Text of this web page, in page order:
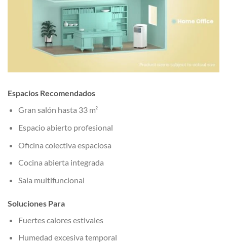
Espacios Recomendados
Gran salón hasta 33 m²
Espacio abierto profesional
Oficina colectiva espaciosa
Cocina abierta integrada
Sala multifuncional
Soluciones Para
Fuertes calores estivales
Humedad excesiva temporal